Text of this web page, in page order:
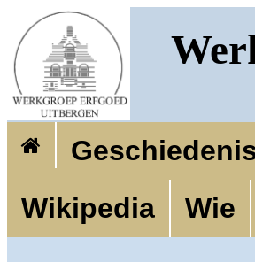
Wikipedia
Wie